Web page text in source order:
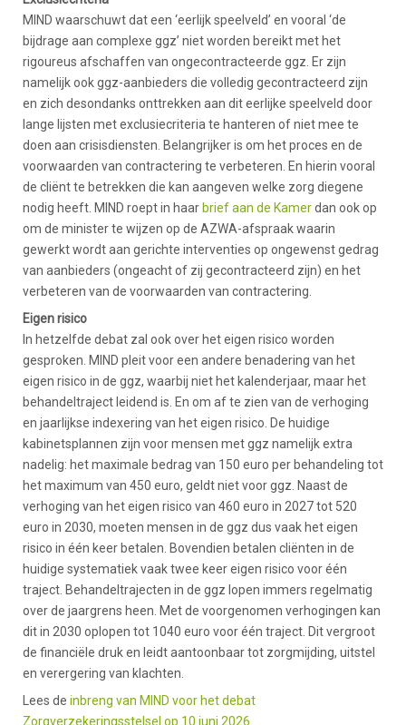
MIND waarschuwt dat een ‘eerlijk speelveld’ en vooral ‘de
bijdrage aan complexe ggz’ niet worden bereikt met het
rigoureus afschaffen van ongecontracteerde ggz. Er zijn
namelijk ook ggz-aanbieders die volledig gecontracteerd zijn
en zich desondanks onttrekken aan dit eerlijke speelveld door
lange lijsten met exclusiecriteria te hanteren of niet mee te
doen aan crisisdiensten. Belangrijker is om het proces en de
voorwaarden van contractering te verbeteren. En hierin vooral
de cliënt te betrekken die kan aangeven welke zorg diegene
nodig heeft. MIND roept in haar brief aan de Kamerdan ook op
om de minister te wijzen op de AZWA-afspraak waarin
gewerkt wordt aan gerichte interventies op ongewenst gedrag
van aanbieders (ongeacht of zij gecontracteerd zijn) en het
verbeteren van de voorwaarden van contractering.
Eigen risico
In hetzelfde debat zal ook over het eigen risico worden
gesproken. MIND pleit voor een andere benadering van het
eigen risico in de ggz, waarbij niet het kalenderjaar, maar het
behandeltraject leidend is. En om af te zien van de verhoging
en jaarlijkse indexering van het eigen risico. De huidige
kabinetsplannen zijn voor mensen met ggz namelijk extra
nadelig: het maximale bedrag van 150 euro per behandeling tot
het maximum van 450 euro, geldt niet voor ggz. Naast de
verhoging van het eigen risico van 460 euro in 2027 tot 520
euro in 2030, moeten mensen in de ggz dus vaak het eigen
risico in één keer betalen. Bovendien betalen cliënten in de
huidige systematiek vaak twee keer eigen risico voor één
traject. Behandeltrajecten in de ggz lopen immers regelmatig
over de jaargrens heen. Met de voorgenomen verhogingen kan
dit in 2030 oplopen tot 1040 euro voor één traject. Dit vergroot
de financiële druk en leidt aantoonbaar tot zorgmijding, uitstel
en verergering van klachten.
Lees de inbreng van MIND voor het debat
Zorgverzekeringsstelsel op 10 juni 2026